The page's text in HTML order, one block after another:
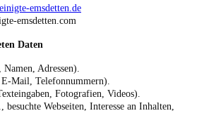
emsdetten.de
emsdetten.com
Daten
Namen, Adressen).
Mail, Telefonnummern).
Fotografien, Videos).
besuchte Webseiten, Interesse an Inhalten,